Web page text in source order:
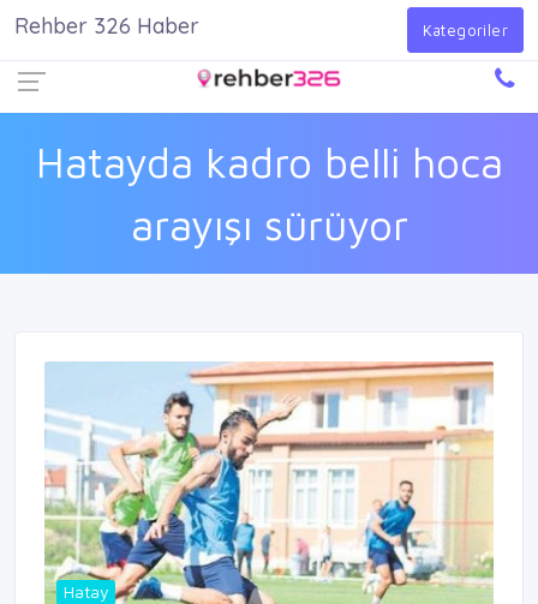
Giriş Yap
Hatayda kadro belli hoca
arayışı sürüyor
Rehber 326 Haber Kategoriler
Hatay